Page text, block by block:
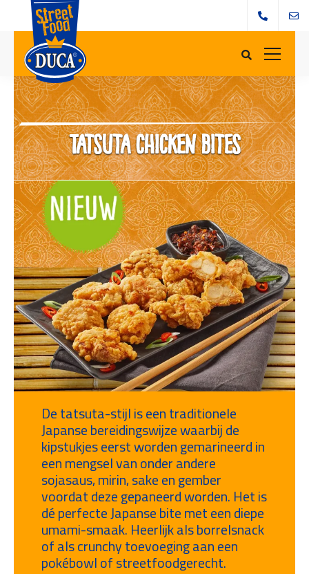
Tatsuta chicken bites
De tatsuta-stijl is een traditionele
Japanse bereidingswijze waarbij de
kipstukjes eerst worden gemarineerd in
een mengsel van onder andere
sojasaus, mirin, sake en gember
voordat deze gepaneerd worden. Het is
dé perfecte Japanse bite met een diepe
umami-smaak. Heerlijk als borrelsnack
of als crunchy toevoeging aan een
pokébowl of streetfoodgerecht.